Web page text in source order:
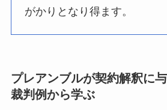
がかりとなり得ます。
プレアンブルが契約解釈に
裁判例から学ぶ